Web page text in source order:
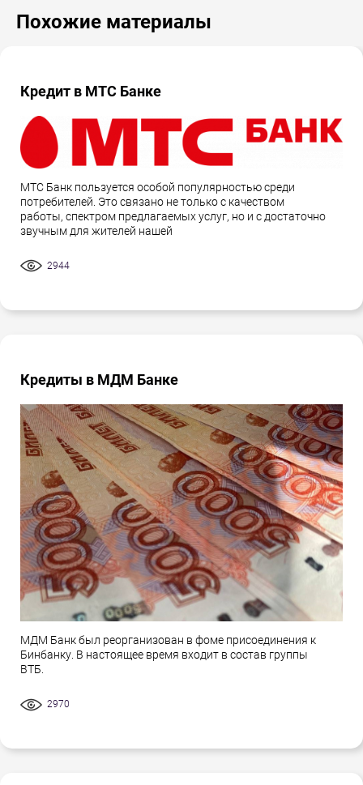
Похожие материалы
Кредит в МТС Банке
МТС Банк пользуется особой популярностью среди
потребителей. Это связано не только с качеством
работы, спектром предлагаемых услуг, но и с достаточно
звучным для жителей нашей
2944
Кредиты в МДМ Банке
МДМ Банк был реорганизован в фоме присоединения к
Бинбанку. В настоящее время входит в состав группы
ВТБ.
2970